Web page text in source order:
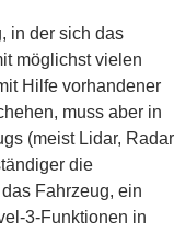
in der sich das
möglichst vielen
Hilfe vorhandener
muss aber in
(meist Lidar, Radar
die
Fahrzeug, ein
3-Funktionen in